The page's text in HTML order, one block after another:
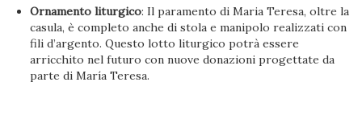
Ornamento liturgico: Il paramento di Maria Teresa, oltre la
casula, è completo anche di stola e manipolo realizzati con
fili d’argento. Questo lotto liturgico potrà essere
arricchito nel futuro con nuove donazioni progettate da
parte di María Teresa.